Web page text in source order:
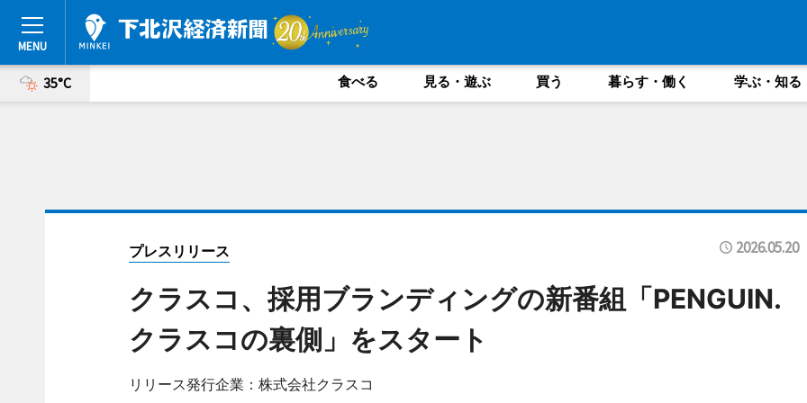
35°C 食べる 見る・遊ぶ 買う 暮らす・働く 学ぶ・知る
プレスリリース 2026.05.20
クラスコ、採用ブランディングの新番組「PENGUIN.
クラスコの裏側」をスタート
リリース発行企業：株式会社クラスコ